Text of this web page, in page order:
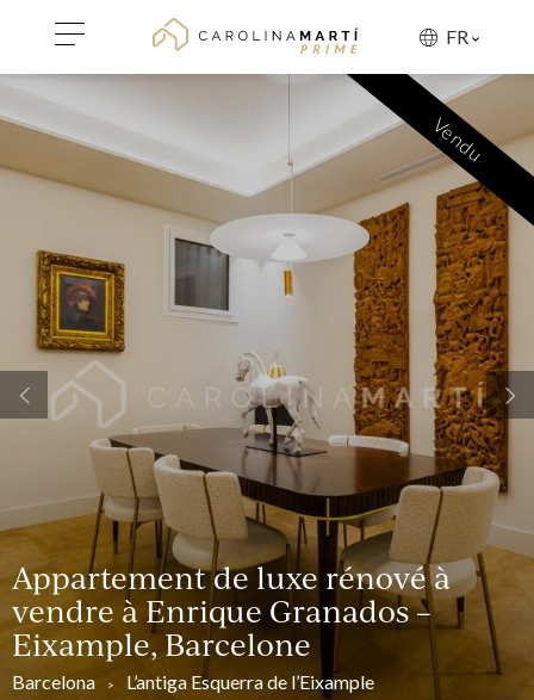
FR
Appartement de luxe rénové à
vendre à Enrique Granados –
Eixample, Barcelone
Barcelona L’antiga Esquerra de l’Eixample
Vendu